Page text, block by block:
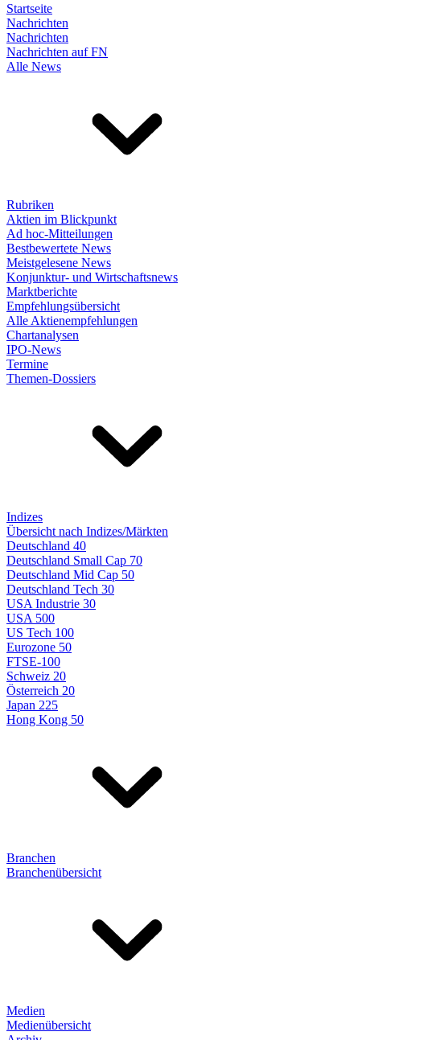
Startseite
Nachrichten
Nachrichten
Nachrichten auf FN
Alle News
Rubriken
Aktien im Blickpunkt
Ad hoc-Mitteilungen
Bestbewertete News
Meistgelesene News
Konjunktur- und Wirtschaftsnews
Marktberichte
Empfehlungsübersicht
Alle Aktienempfehlungen
Chartanalysen
IPO-News
Termine
Themen-Dossiers
Indizes
Übersicht nach Indizes/Märkten
Deutschland 40
Deutschland Small Cap 70
Deutschland Mid Cap 50
Deutschland Tech 30
USA Industrie 30
USA 500
US Tech 100
Eurozone 50
FTSE-100
Schweiz 20
Österreich 20
Japan 225
Hong Kong 50
Branchen
Branchenübersicht
Medien
Medienübersicht